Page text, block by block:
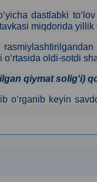
dastlabki
miqdorida
rasmiylashtirilgandan
oldi-sotdi
qiymat soligʻi)
o‘rganib keyin